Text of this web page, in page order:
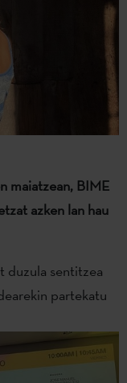
maiatzean, BIME
azken lan hau
duzula sentitzea
partekatu